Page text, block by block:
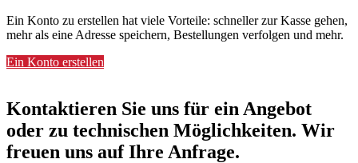
Ein Konto zu erstellen hat viele Vorteile: schneller zur Kasse gehen,
mehr als eine Adresse speichern, Bestellungen verfolgen und mehr.
Ein Konto erstellen
Kontaktieren Sie uns für ein Angebot
oder zu technischen Möglichkeiten. Wir
freuen uns auf Ihre Anfrage.